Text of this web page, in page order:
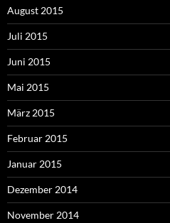
August 2015
Juli 2015
Juni 2015
Mai 2015
März 2015
Februar 2015
Januar 2015
Dezember 2014
November 2014